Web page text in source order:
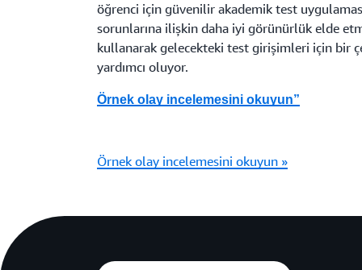
öğrenci için güvenilir akademik test
sorunlarına ilişkin daha iyi görünürlük elde
kullanarak gelecekteki test girişimleri için bir
yardımcı oluyor.
Örnek olay incelemesini okuyun”
Örnek olay incelemesini okuyun »